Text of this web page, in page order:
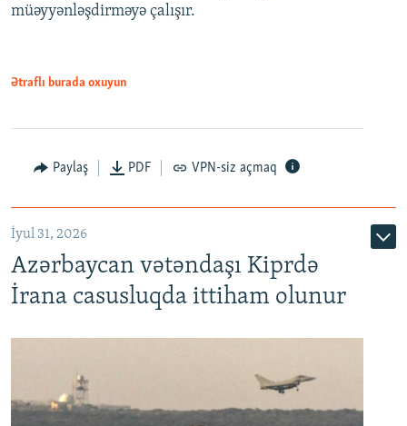
müəyyənləşdirməyə çalışır.
Ətraflı burada oxuyun
Paylaş PDF VPN-siz açmaq
İyul 31, 2026
Azərbaycan vətəndaşı Kiprdə
İrana casusluqda ittiham olunur